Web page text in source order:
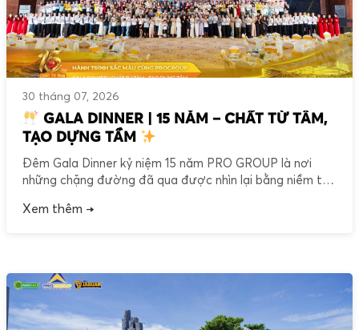
30 tháng 07, 2026
GALA DINNER | 15 NĂM – CHẤT TỪ TÂM,
TẠO DỰNG TẦM
Đêm Gala Dinner kỷ niệm 15 năm PRO GROUP là nơi
những chặng đường đã qua được nhìn lại bằng niềm tự
bền bỉ tiếp tục được lan tỏa. Từ những tiết mục nghệ
Xem thêm →